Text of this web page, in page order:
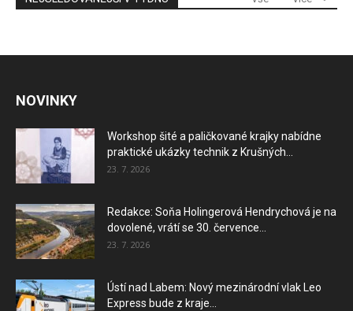
NOVINKY
Workshop šité a paličkované krajky nabídne
praktické ukázky technik z Krušných...
23. 7. 2026
Redakce: Soňa Holingerová Hendrychová je na
dovolené, vrátí se 30. července...
23. 7. 2026
Ústí nad Labem: Nový mezinárodní vlak Leo
Express bude z kraje...